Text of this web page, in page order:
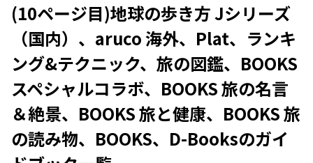
(10ページ目)地球の歩き方 Jシリーズ
（国内）、aruco 海外、Plat、ランキ
ング&テクニック、旅の図鑑、BOOKS
スペシャルコラボ、BOOKS 旅の名言
＆絶景、BOOKS 旅と健康、BOOKS 旅
の読み物、BOOKS、D-Booksのガイ